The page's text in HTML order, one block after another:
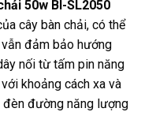
50w BI-SL2050
cây bàn chải, có thể
đảm bảo hướng
nối từ tấm pin năng
khoảng cách xa và
đèn đường năng lượng